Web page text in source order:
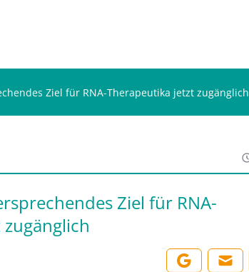
Ziel für RNA-Therapeutika jetzt zugänglich
Ziel für RNA-